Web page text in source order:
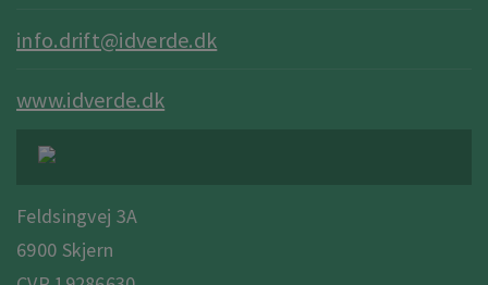
info.drift@idverde.dk
www.idverde.dk
Feldsingvej 3A
6900 Skjern